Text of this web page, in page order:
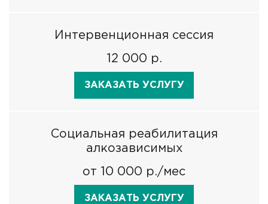
Интервенционная сессия
12 000 р.
ЗАКАЗАТЬ УСЛУГУ
Социальная реабилитация
алкозависимых
от 10 000 р./мес
ЗАКАЗАТЬ УСЛУГУ